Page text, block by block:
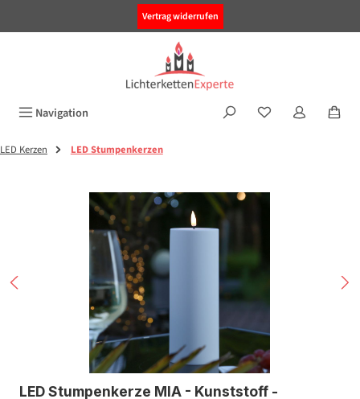
Vertrag widerrufen
Navigation
LED Kerzen LED Stumpenkerzen
Bildergalerie überspringen
LED Stumpenkerze MIA - Kunststoff -